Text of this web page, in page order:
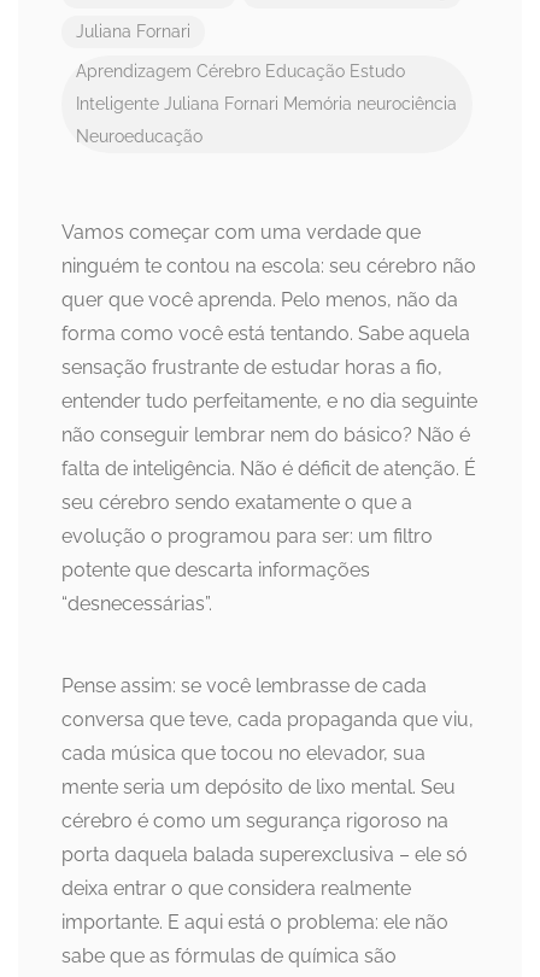
Juliana Fornari
Aprendizagem Cérebro Educação Estudo
Inteligente Juliana Fornari Memória neurociência
Neuroeducação
Vamos começar com uma verdade que
ninguém te contou na escola: seu cérebro não
quer que você aprenda. Pelo menos, não da
forma como você está tentando. Sabe aquela
sensação frustrante de estudar horas a fio,
entender tudo perfeitamente, e no dia seguinte
não conseguir lembrar nem do básico? Não é
falta de inteligência. Não é déficit de atenção. É
seu cérebro sendo exatamente o que a
evolução o programou para ser: um filtro
potente que descarta informações
“desnecessárias”.
Pense assim: se você lembrasse de cada
conversa que teve, cada propaganda que viu,
cada música que tocou no elevador, sua
mente seria um depósito de lixo mental. Seu
cérebro é como um segurança rigoroso na
porta daquela balada superexclusiva – ele só
deixa entrar o que considera realmente
importante. E aqui está o problema: ele não
sabe que as fórmulas de química são